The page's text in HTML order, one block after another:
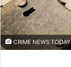
CRIME NEWS TODAY